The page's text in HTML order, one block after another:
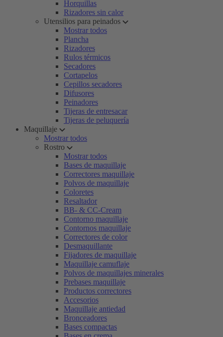
Horquillas
Rizadores sin calor
Utensilios para peinados
Mostrar todos
Plancha
Rizadores
Rulos térmicos
Secadores
Cortapelos
Cepillos secadores
Difusores
Peinadores
Tijeras de entresacar
Tijeras de peluquería
Maquillaje
Mostrar todos
Rostro
Mostrar todos
Bases de maquillaje
Correctores maquillaje
Polvos de maquillaje
Coloretes
Resaltador
BB- & CC-Cream
Contorno maquillaje
Contornos maquillaje
Correctores de color
Desmaquillante
Fijadores de maquillaje
Maquillaje camuflaje
Polvos de maquillajes minerales
Prebases maquillaje
Productos correctores
Accesorios
Maquillaje antiedad
Bronceadores
Bases compactas